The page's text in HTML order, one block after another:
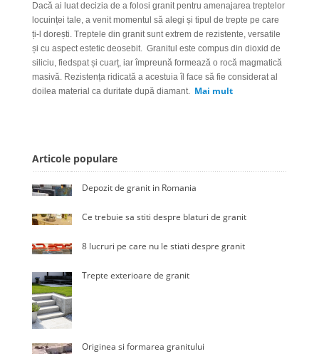
Dacă ai luat decizia de a folosi granit pentru amenajarea treptelor
locuinței tale, a venit momentul să alegi și tipul de trepte pe care
ți-l dorești. Treptele din granit sunt extrem de rezistente, versatile
și cu aspect estetic deosebit. Granitul este compus din dioxid de
siliciu, fiedspat și cuarț, iar împreună formează o rocă magmatică
masivă. Rezistența ridicată a acestuia îl face să fie considerat al
doilea material ca duritate după diamant. Mai mult
Articole populare
Depozit de granit in Romania
Ce trebuie sa stiti despre blaturi de granit
8 lucruri pe care nu le stiati despre granit
Trepte exterioare de granit
Originea si formarea granitului